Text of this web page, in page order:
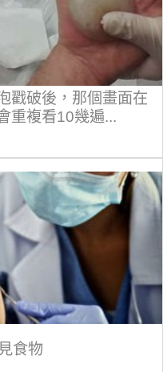
戳破後，那個畫面在
重複看10幾遍...
食物